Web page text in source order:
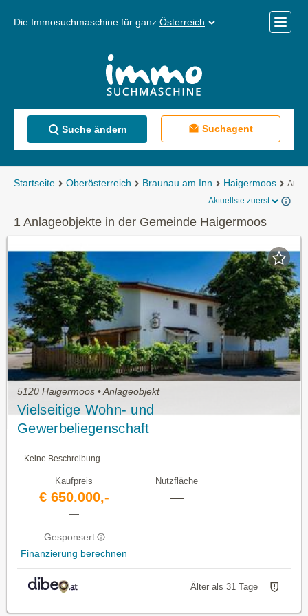
Die Immosuchmaschine für ganz Österreich
Menü
Suche ändern Suchagent
Startseite Oberösterreich Braunau am Inn Haigermoos
Aktuellste zuerst
1 Anlageobjekte in der Gemeinde Haigermoos
5120 Haigermoos • Anlageobjekt
Vielseitige Wohn- und
Gewerbeliegenschaft
Keine Beschreibung
Kaufpreis
€ 650.000,-
—
Gesponsert
Finanzierung berechnen
Nutzfläche
—
Älter als 31 Tage